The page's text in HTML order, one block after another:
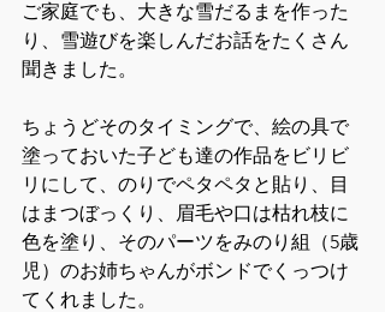
ご家庭でも、大きな雪だるまを作った
り、雪遊びを楽しんだお話をたくさん
聞きました。
ちょうどそのタイミングで、絵の具で
塗っておいた子ども達の作品をビリビ
リにして、のりでペタペタと貼り、目
はまつぼっくり、眉毛や口は枯れ枝に
色を塗り、そのパーツをみのり組（5歳
児）のお姉ちゃんがボンドでくっつけ
てくれました。